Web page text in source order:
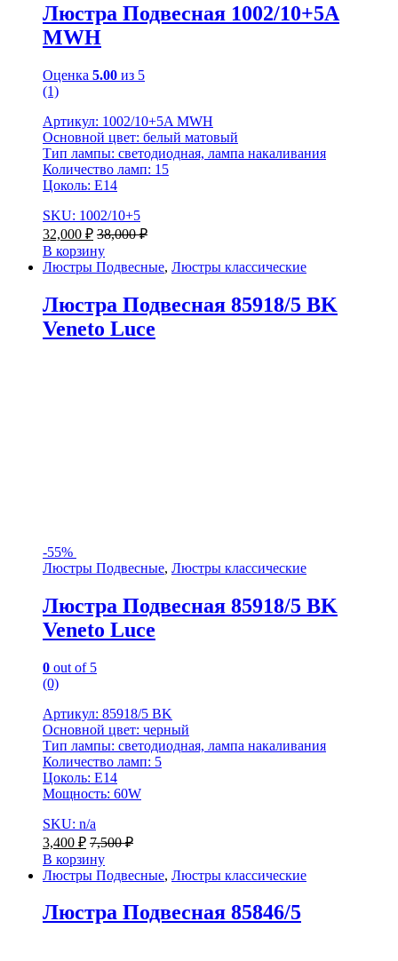
Люстра Подвесная 1002/10+5A
MWH
Оценка 5.00 из 5
(1)
Артикул: 1002/10+5A MWH
Основной цвет: белый матовый
Тип лампы: светодиодная, лампа накаливания
Количество ламп: 15
Цоколь: Е14
SKU: 1002/10+5
32,000 ₽ 38,000₽
В корзину
Люстры Подвесные, Люстры классические
Люстра Подвесная 85918/5 BK
Veneto Luce
-55%
Люстры Подвесные, Люстры классические
Люстра Подвесная 85918/5 BK
Veneto Luce
0 out of 5
(0)
Артикул: 85918/5 BK
Основной цвет: черный
Тип лампы: светодиодная, лампа накаливания
Количество ламп: 5
Цоколь: Е14
Мощность: 60W
SKU: n/a
3,400 ₽ 7,500₽
В корзину
Люстры Подвесные, Люстры классические
Люстра Подвесная 85846/5